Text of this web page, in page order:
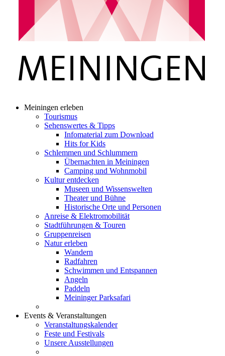
Meiningen erleben
Tourismus
Sehenswertes & Tipps
Infomaterial zum Download
Hits for Kids
Schlemmen und Schlummern
Übernachten in Meiningen
Camping und Wohnmobil
Kultur entdecken
Museen und Wissenswelten
Theater und Bühne
Historische Orte und Personen
Anreise & Elektromobilität
Stadtführungen & Touren
Gruppenreisen
Natur erleben
Wandern
Radfahren
Schwimmen und Entspannen
Angeln
Paddeln
Meininger Parksafari
Events & Veranstaltungen
Veranstaltungskalender
Feste und Festivals
Unsere Ausstellungen